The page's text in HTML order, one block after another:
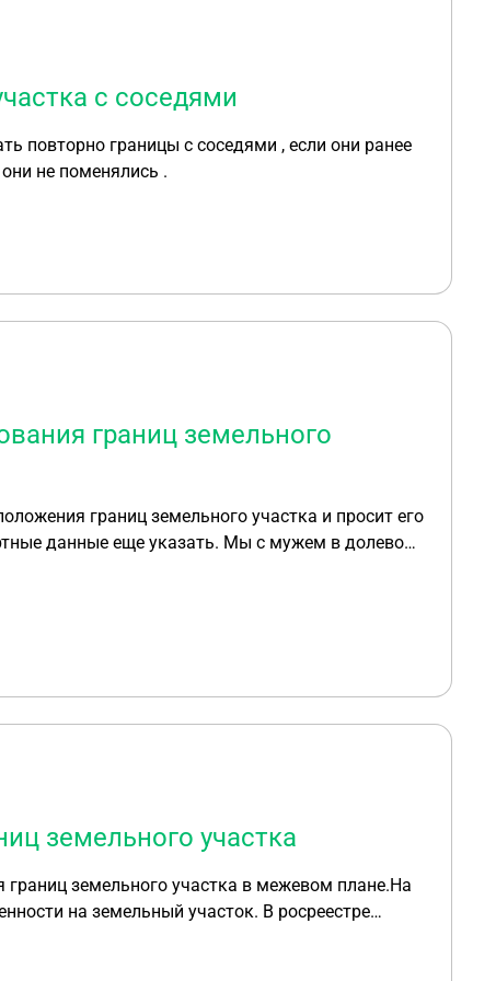
с соседями
повторно границы с соседями , если они ранее
не поменялись .
границ земельного
границ земельного участка и просит его
данные еще указать. Мы с мужем в долевой
ли нам его подписывать?
земельного участка
границ земельного участка в межевом плане.На
на земельный участок. В росреестре
мне стало известно о подделаной